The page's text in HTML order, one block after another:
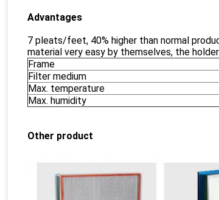
Advantages
7 pleats/feet, 40% higher than normal
material very easy by themselves, the
Frame
Filter medium
Max. temperature
Max. humidity
Other product